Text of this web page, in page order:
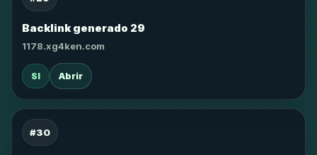
Backlink generado 29
1178.xg4ken.com
SI Abrir
#30